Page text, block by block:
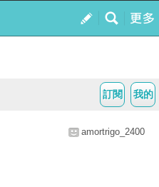
我的
訂閱
amortrigo_2400